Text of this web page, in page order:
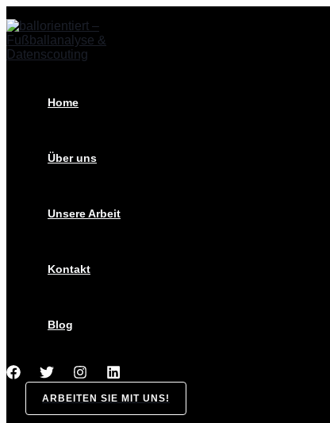
Zum
Inhalt
springen
Home
Über uns
Unsere Arbeit
Kontakt
Blog
ARBEITEN SIE MIT UNS!
Stuttgarts
Flo
Müller:
Der
VfB